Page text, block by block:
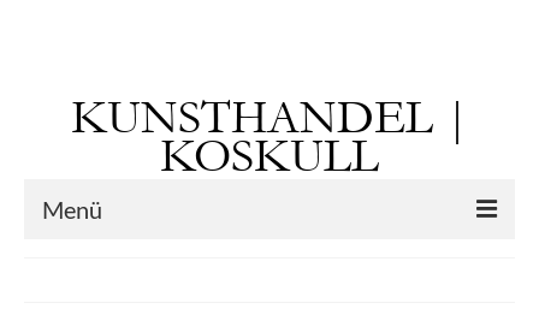
KUNSTHANDEL |
KOSKULL
Menü